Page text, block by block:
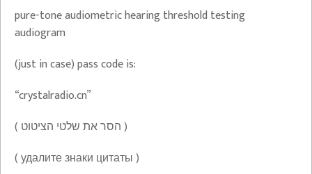
pure-tone audiometric hearing threshold testing
audiogram
(just in case) pass code is:
“crystalradio.cn”
( הסר את שלטי הציטוט )
( удалите знаки цитаты )